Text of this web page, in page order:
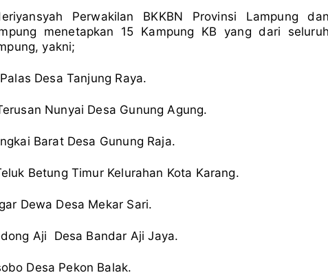
Perwakilan BKKBN Provinsi Lampung dan
menetapkan 15 Kampung KB yang dari seluruh
yakni;
Desa Tanjung Raya.
Nunyai Desa Gunung Agung.
Barat Desa Gunung Raja.
Betung Timur Kelurahan Kota Karang.
Dewa Desa Mekar Sari.
Aji Desa Bandar Aji Jaya.
Desa Pekon Balak.